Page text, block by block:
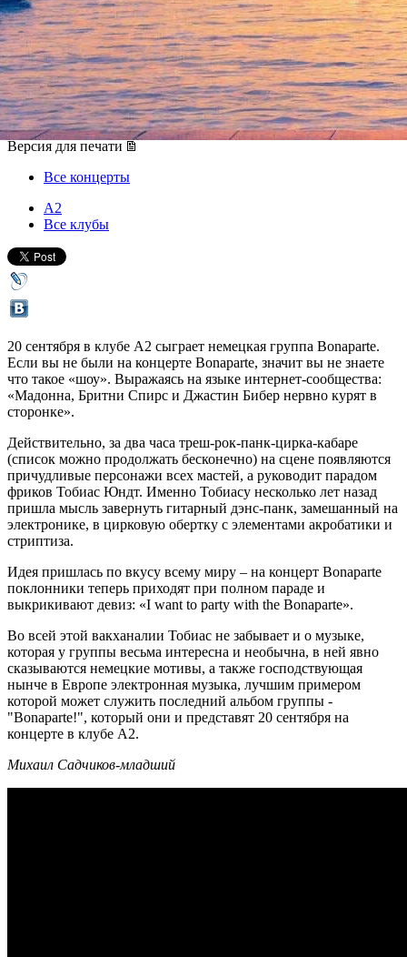
Немецкая инди-панк-кабаре-
группа Bonaparte устроет
шоу в Петербурге
20 сентября 2014, суббота,20.00
Версия для печати
Все концерты
А2
Все клубы
20 сентября в клубе А2 сыграет немецкая группа Bonaparte.
Если вы не были на концерте Bonaparte, значит вы не знаете
что такое «шоу». Выражаясь на языке интернет-сообщества:
«Мадонна, Бритни Спирс и Джастин Бибер нервно курят в
сторонке».
Действительно, за два часа треш-рок-панк-цирка-кабаре
(список можно продолжать бесконечно) на сцене появляются
причудливые персонажи всех мастей, а руководит парадом
фриков Тобиас Юндт. Именно Тобиасу несколько лет назад
пришла мысль завернуть гитарный дэнс-панк, замешанный на
электронике, в цирковую обертку с элементами акробатики и
стриптиза.
Идея пришлась по вкусу всему миру – на концерт Bonaparte
поклонники теперь приходят при полном параде и
выкрикивают девиз: «I want to party with the Bonaparte».
Во всей этой вакханалии Тобиас не забывает и о музыке,
которая у группы весьма интересна и необычна, в ней явно
сказываются немецкие мотивы, а также господствующая
нынче в Европе электронная музыка, лучшим примером
которой может служить последний альбом группы -
"Bonaparte!", который они и представят 20 сентября на
концерте в клубе А2.
Михаил Садчиков-младший